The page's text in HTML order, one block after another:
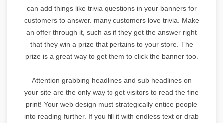
can add things like trivia questions in your banners for
customers to answer. many customers love trivia. Make
an offer through it, such as if they get the answer right
that they win a prize that pertains to your store. The
prize is a great way to get them to click the banner too.
Attention grabbing headlines and sub headlines on
your site are the only way to get visitors to read the fine
print! Your web design must strategically entice people
into reading further. If you fill it with endless text or drab